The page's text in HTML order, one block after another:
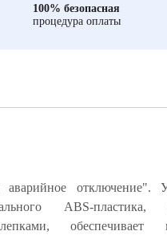
100% безопасная
процедура оплаты
отключение".